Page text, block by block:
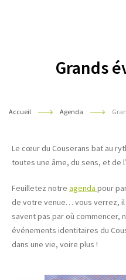
Grands
Accueil Agenda
Le cœur du Couserans bat au
toutes une âme, du sens, et de
Feuilletez notre agenda pour
de votre venue… vous verrez, il
savent pas par où commencer,
événements identitaires du
dans une vie, voire plus !